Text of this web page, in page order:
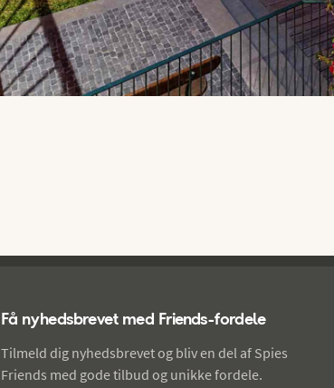
Få nyhedsbrevet med Friends-fordele
Tilmeld dig nyhedsbrevet og bliv en del af Spies
Friends med gode tilbud og unikke fordele.